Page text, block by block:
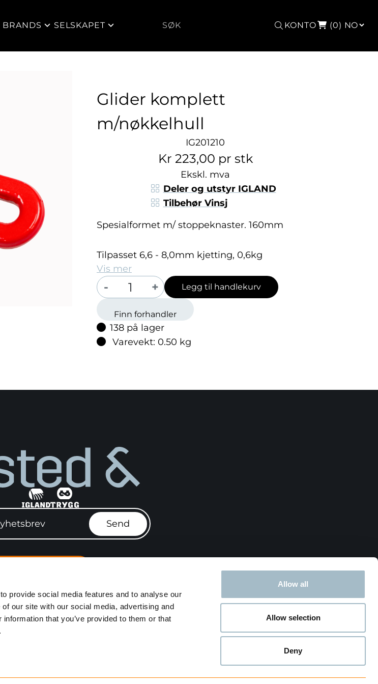
provide social media features and to analyse our
our site with our social media, advertising and
that you’ve provided to them or that
Allow all
Allow selection
Deny
BRANDS SELSKAPET Søk KONTO (0)
Glider komplett
m/nøkkelhull
IG201210
Kr 223,00 pr stk
Ekskl. mva
Deler og utstyr IGLAND
Tilbehør Vinsj
Spesialformet m/ stoppeknaster. 160mm
Tilpasset 6,6 - 8,0mm kjetting, 0,6kg
Vis mer
Velg antall:
- + Legg til handlekurv
Finn forhandler
138 på lager
Varevekt: 0.50 kg
Send
Igland Serviceverksted
ÅpenhetslovenMediebank